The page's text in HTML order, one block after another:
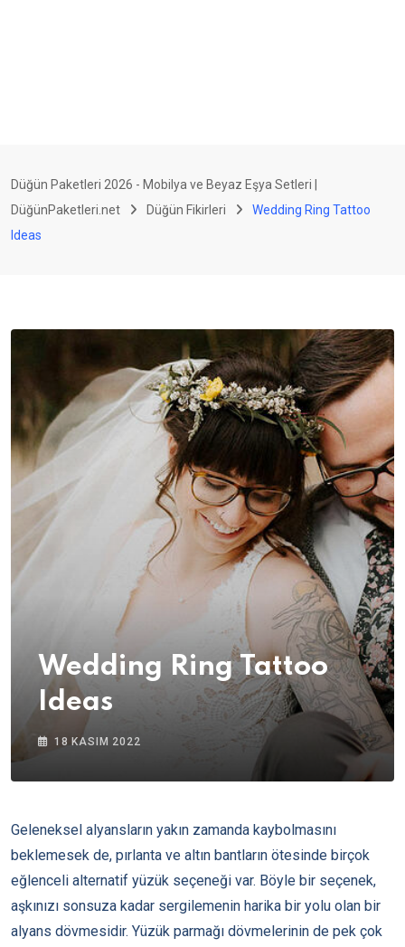
Düğün Paketleri 2026 - Mobilya ve Beyaz Eşya Setleri |
DüğünPaketleri.net
Düğün Fikirleri
Wedding Ring Tattoo
Ideas
Wedding Ring Tattoo
Ideas
18 KASIM 2022
Geleneksel alyansların yakın zamanda kaybolmasını
beklemesek de, pırlanta ve altın bantların ötesinde birçok
eğlenceli alternatif yüzük seçeneği var. Böyle bir seçenek,
aşkınızı sonsuza kadar sergilemenin harika bir yolu olan bir
alyans dövmesidir. Yüzük parmağı dövmelerinin de pek çok